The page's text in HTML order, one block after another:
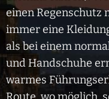
einen Regenschutz
immer eine
als bei einem
und Handschuhe
warmes